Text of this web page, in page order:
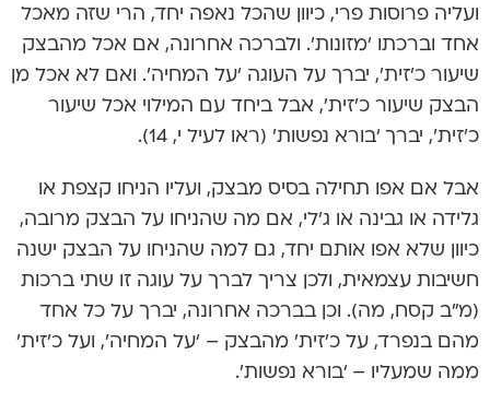
ועליה פרוסות פרי, כיוון שהכל נאפה יחד, הרי שזה מאכל
אחד וברכתו ‘מזונות’. ולברכה אחרונה, אם אכל מהבצק
שיעור כ’זית’, יברך על העוגה ‘על המחיה’. ואם לא אכל מן
הבצק שיעור כ’זית’, אבל ביחד עם המילוי אכל שיעור
כ’זית’, יברך ‘בורא נפשות’ (ראו לעיל י, 14).
אבל אם אפו תחילה בסיס מבצק, ועליו הניחו קצפת או
גלידה או גבינה או ג’לי, אם מה שהניחו על הבצק מרובה,
כיוון שלא אפו אותם יחד, גם למה שהניחו על הבצק ישנה
חשיבות עצמאית, ולכן צריך לברך על עוגה זו שתי ברכות
(מ”ב קסח, מה). וכן בברכה אחרונה, יברך על כל אחד
מהם בנפרד, על כ’זית’ מהבצק – ‘על המחיה’, ועל כ’זית’
ממה שמעליו – ‘בורא נפשות’.